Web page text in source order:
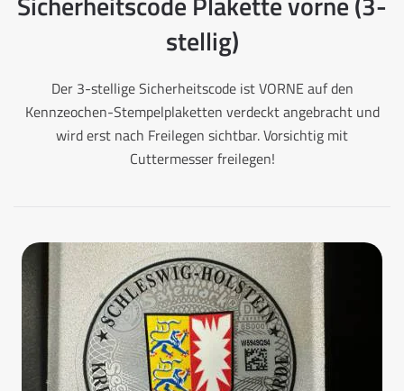
stellig)
Der 3-stellige Sicherheitscode ist VORNE auf den
Kennzeochen-Stempelplaketten verdeckt angebracht und
wird erst nach Freilegen sichtbar. Vorsichtig mit
Cuttermesser freilegen!